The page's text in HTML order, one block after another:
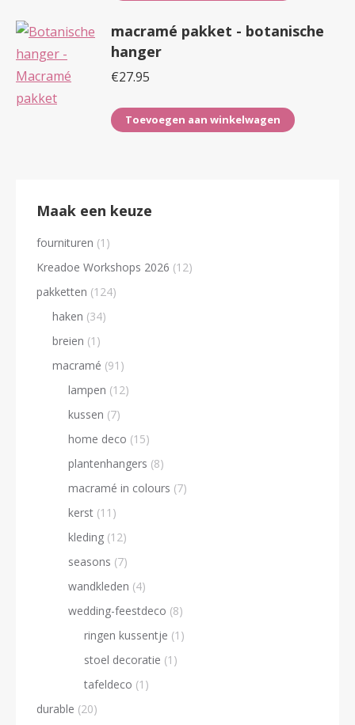
macramé pakket - botanische
hanger
€27.95
Toevoegen aan winkelwagen
Maak een keuze
fournituren (1)
Kreadoe Workshops 2026 (12)
pakketten (124)
haken (34)
breien (1)
macramé (91)
lampen (12)
kussen (7)
home deco (15)
plantenhangers (8)
macramé in colours (7)
kerst (11)
kleding (12)
seasons (7)
wandkleden (4)
wedding-feestdeco (8)
ringen kussentje (1)
stoel decoratie (1)
tafeldeco (1)
durable (20)